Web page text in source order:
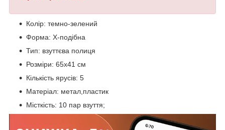
Колір: темно-зелений
Форма: Х-подібна
Тип: взуттєва полиця
Розміри: 65х41 см
Кількість ярусів: 5
Матеріал: метал,пластик
Місткість: 10 пар взуття;